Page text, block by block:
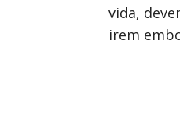
vida,
irem